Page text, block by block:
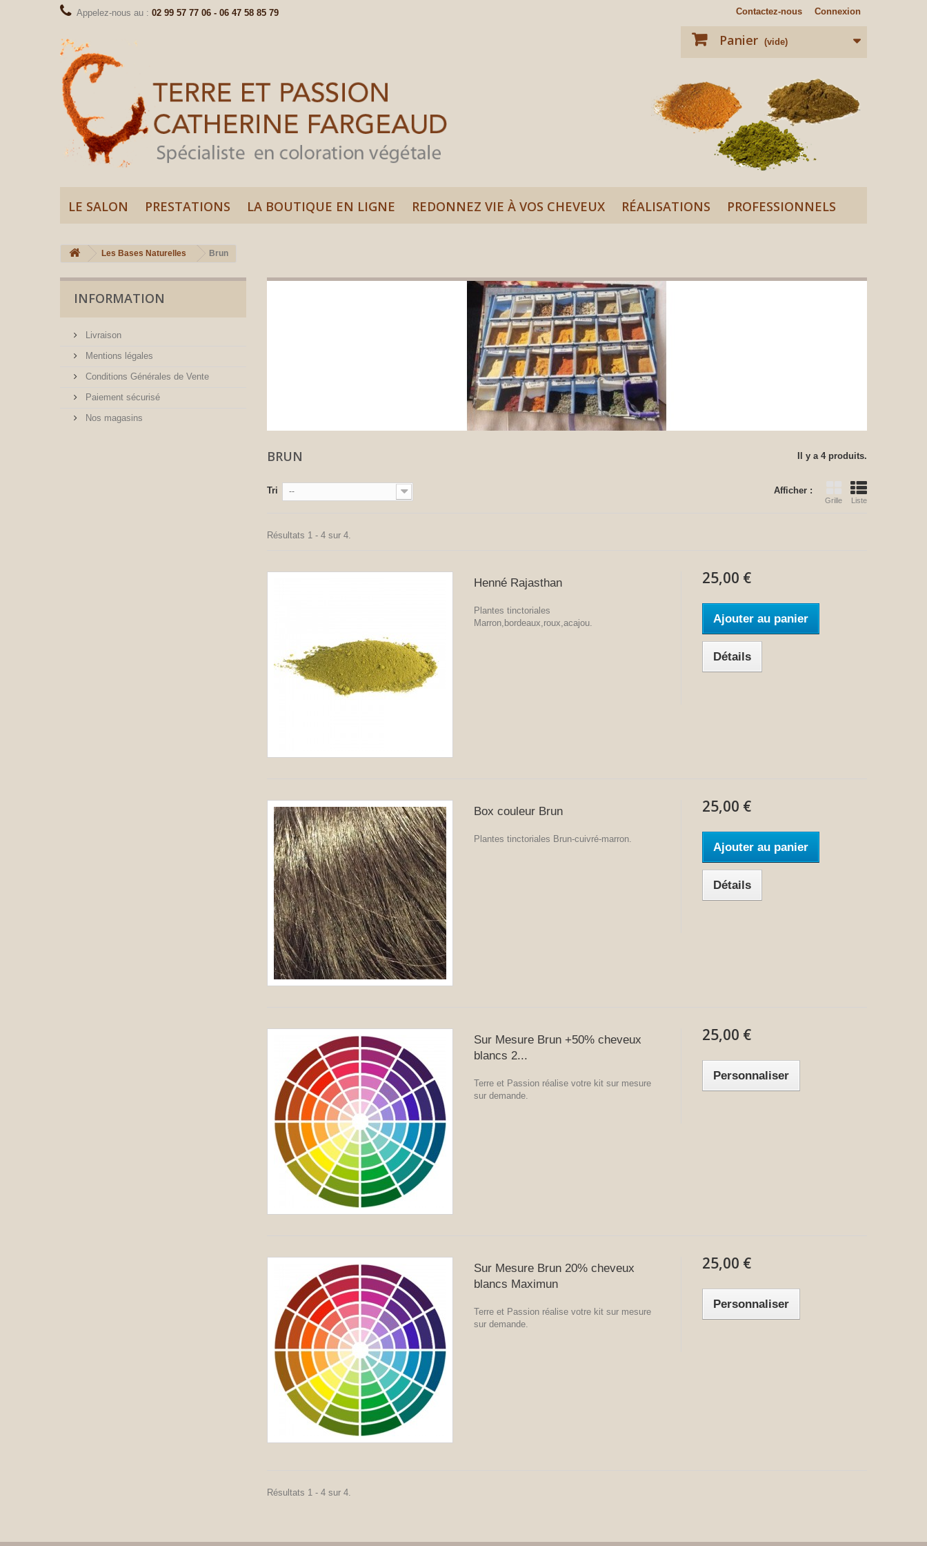
Connexion
Contactez-nous
Appelez-nous au : 02 99 57 77 06 - 06 47 58 85 79
Panier (vide)
LE SALON PRESTATIONS LA BOUTIQUE EN LIGNE REDONNEZ VIE À VOS CHEVEUX RÉALISATIONS PROFESSIONNELS
Les Bases Naturelles Brun
INFORMATION
Livraison
Mentions légales
Conditions Générales de Vente
Paiement sécurisé
Nos magasins
BRUN Il y a 4 produits.
Afficher :
Grille Liste
Tri --
Résultats 1 - 4 sur 4.
Henné Rajasthan
Plantes tinctoriales
Marron,bordeaux,roux,acajou.
25,00 €
Ajouter au panier
Détails
Box couleur Brun
Plantes tinctoriales Brun-cuivré-marron.
25,00 €
Ajouter au panier
Détails
Sur Mesure Brun +50% cheveux
blancs 2...
Terre et Passion réalise votre kit sur mesure
sur demande.
25,00 €
Personnaliser
Sur Mesure Brun 20% cheveux
blancs Maximun
Terre et Passion réalise votre kit sur mesure
sur demande.
25,00 €
Personnaliser
Résultats 1 - 4 sur 4.